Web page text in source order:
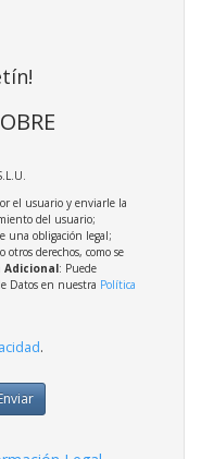
el usuario y enviarle la
del usuario;
una obligación legal;
otros derechos, como se
Adicional: Puede
Datos en nuestra Política
.